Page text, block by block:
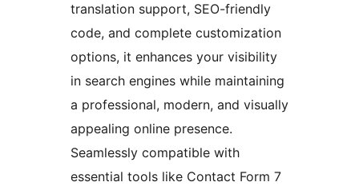
translation support, SEO-friendly
code, and complete customization
options, it enhances your visibility
in search engines while maintaining
a professional, modern, and visually
appealing online presence.
Seamlessly compatible with
essential tools like Contact Form 7